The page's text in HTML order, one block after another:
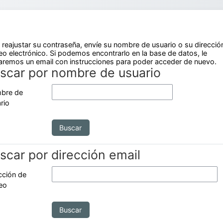
reajustar su contraseña, envíe su nombre de usuario o su
electrónico. Si podemos encontrarlo en la base de datos, le
un email con instrucciones para poder acceder de nuevo.
por nombre de usuario
por nombre de usuario
de
por dirección email
por dirección email
de